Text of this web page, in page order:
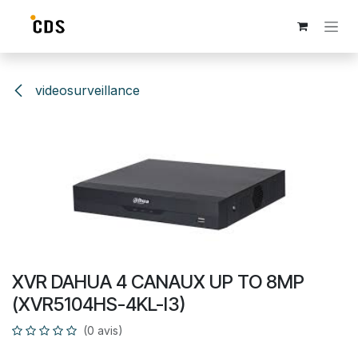
videosurveillance
XVR DAHUA 4 CANAUX UP TO 8MP
(XVR5104HS-4KL-I3)
(0 avis)